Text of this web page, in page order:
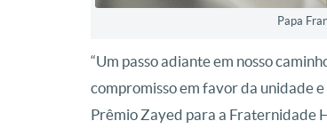
Papa
“Um passo adiante em nosso
compromisso em favor da unidade e
Prêmio Zayed para a Fraternidade